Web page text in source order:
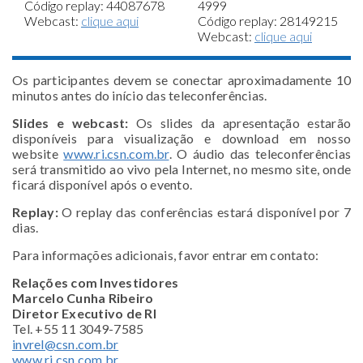
Código replay: 44087678
Webcast: clique aqui
4999
Código replay: 28149215
Webcast: clique aqui
Os participantes devem se conectar aproximadamente 10
minutos antes do início das teleconferências.
Slides e webcast: Os slides da apresentação estarão
disponíveis para visualização e download em nosso
websitewww.ri.csn.com.br. O áudio das teleconferências
será transmitido ao vivo pela Internet, no mesmo site, onde
ficará disponível após o evento.
Replay:O replay das conferências estará disponível por 7
dias.
Para informações adicionais, favor entrar em contato:
Relações com Investidores
Marcelo Cunha Ribeiro
Diretor Executivo de RI
Tel. +55 11 3049-7585
invrel@csn.com.br
www.ri.csn.com.br